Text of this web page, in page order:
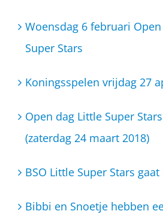
Woensdag 6 februari
Super Stars
Koningsspelen vrijdag 27
Open dag Little Super
(zaterdag 24 maart 2018)
BSO Little Super Stars
Bibbi en Snoetje hebben